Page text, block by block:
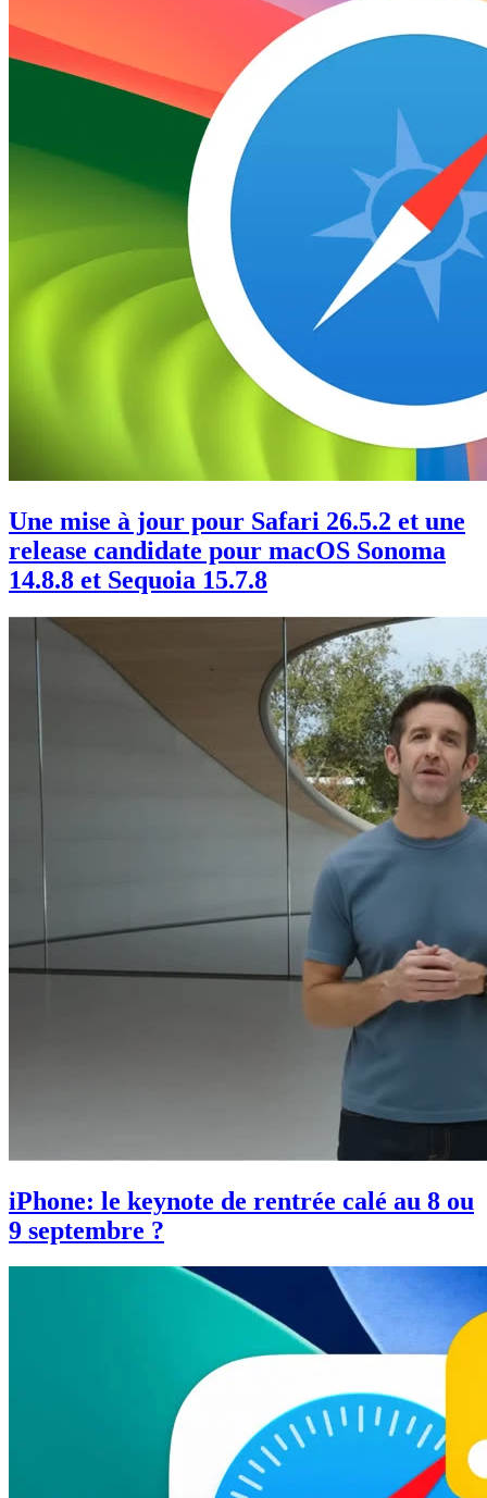
Une mise à jour pour Safari 26.5.2 et une
release candidate pour macOS Sonoma
14.8.8 et Sequoia 15.7.8
iPhone: le keynote de rentrée calé au 8 ou
9 septembre ?